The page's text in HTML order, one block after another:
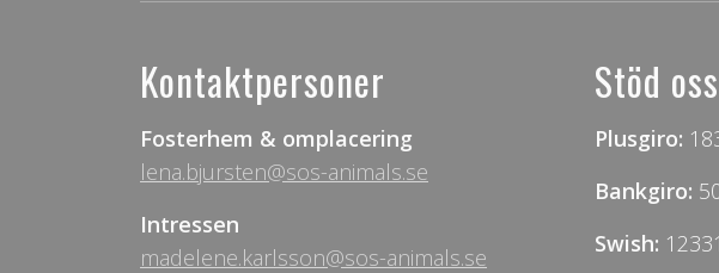
Kontaktpersoner
Fosterhem & omplacering
lena.bjursten@sos-animals.se
Intressen
madelene.karlsson@sos-animals.se
Stöd oss
Plusgiro:
Bankgiro:
Swish: